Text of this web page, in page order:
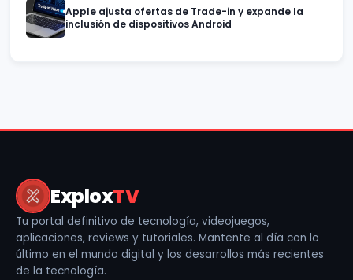
Apple ajusta ofertas de Trade-in y expande la
inclusión de dispositivos Android
ExploxTV
Tu portal definitivo de tecnología, videojuegos,
aplicaciones, reviews y tutoriales. Mantente al día con lo
último en el mundo digital y los desarrollos más recientes
de la tecnología.